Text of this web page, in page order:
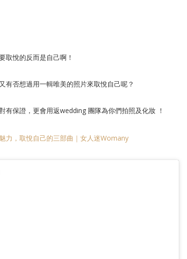
取悅的反而是自己啊！
有否想過用一輯唯美的照片來取悅自己呢？
有保證，更會用返wedding 團隊為你們拍照及化妝 ！
力，取悅自己的三部曲｜女人迷Womany